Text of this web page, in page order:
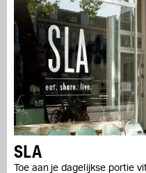
SLA
Toe aan je dagelijkse portie